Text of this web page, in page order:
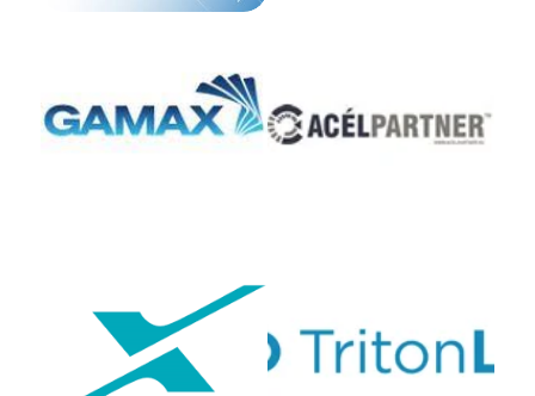
GAMAX Kft. Acélpartner Kft.
X-Sight Kft. TritonLife Ingatlan Kft.